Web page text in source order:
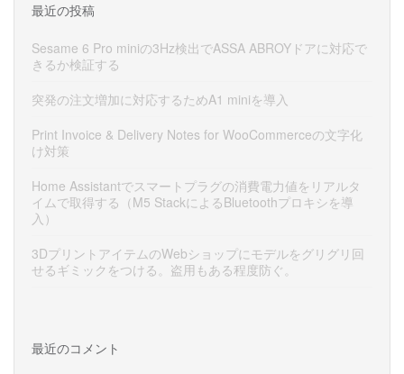
最近の投稿
Sesame 6 Pro miniの3Hz検出でASSA ABROYドアに対応で
きるか検証する
突発の注文増加に対応するためA1 miniを導入
Print Invoice & Delivery Notes for WooCommerceの文字化
け対策
Home Assistantでスマートプラグの消費電力値をリアルタ
イムで取得する（M5 StackによるBluetoothプロキシを導
入）
3DプリントアイテムのWebショップにモデルをグリグリ回
せるギミックをつける。盗用もある程度防ぐ。
最近のコメント